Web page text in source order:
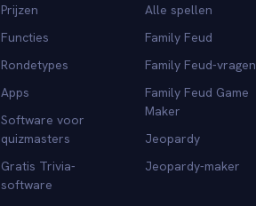
Prijzen
Functies
Rondetypes
Apps
Software voor
quizmasters
Gratis Trivia-
software
Alle spellen
Family Feud
Family Feud-vragen
Family Feud Game
Maker
Jeopardy
Jeopardy-maker